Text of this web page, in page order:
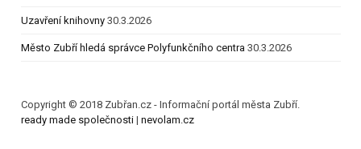
Uzavření knihovny 30.3.2026
Město Zubří hledá správce Polyfunkčního centra 30.3.2026
Copyright © 2018 Zubřan.cz - Informační portál města Zubří.
ready made společnosti | nevolam.cz